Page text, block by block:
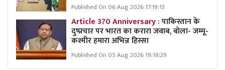
Published On 06 Aug 2026 17:19:13
Article 370 Anniversary :पाकिस्तान के
दुष्प्रचार पर भारत का करारा जवाब, बोला- जम्मू-
कश्मीर हमारा अभिन्न हिस्सा
Published On 05 Aug 2026 19:18:29